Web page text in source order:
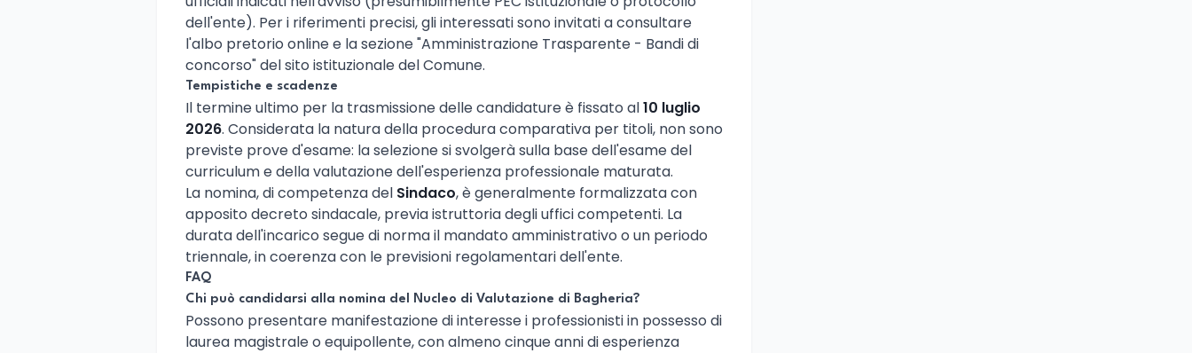
dell'ente). Per i riferimenti precisi, gli interessati sono invitati a consultare
l'albo pretorio online e la sezione "Amministrazione Trasparente - Bandi di
concorso" del sito istituzionale del Comune.
Tempistiche e scadenze
Il termine ultimo per la trasmissione delle candidature è fissato al10 luglio
2026. Considerata la natura della procedura comparativa per titoli, non sono
previste prove d'esame: la selezione si svolgerà sulla base dell'esame del
curriculum e della valutazione dell'esperienza professionale maturata.
La nomina, di competenza del Sindaco, è generalmente formalizzata con
apposito decreto sindacale, previa istruttoria degli uffici competenti. La
durata dell'incarico segue di norma il mandato amministrativo o un periodo
triennale, in coerenza con le previsioni regolamentari dell'ente.
FAQ
Chi può candidarsi alla nomina del Nucleo di Valutazione di Bagheria?
Possono presentare manifestazione di interesse i professionisti in possesso di
laurea magistrale o equipollente, con almeno cinque anni di esperienza